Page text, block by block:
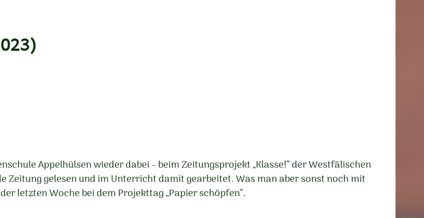
Appelhülsen wieder dabei – beim Zeitungsprojekt „Klasse!“ der Westfälischen
Zeitung gelesen und im Unterricht damit gearbeitet. Was man aber sonst noch mit
letzten Woche bei dem Projekttag „Papier schöpfen“.